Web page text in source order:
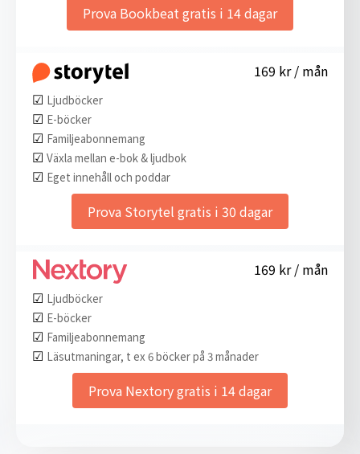
Prova Bookbeat gratis i 14 dagar
169 kr / mån
☑︎ Ljudböcker
☑︎ E-böcker
☑︎ Familjeabonnemang
☑︎ Växla mellan e-bok & ljudbok
☑︎ Eget innehåll och poddar
Prova Storytel gratis i 30 dagar
169 kr / mån
☑︎ Ljudböcker
☑︎ E-böcker
☑︎ Familjeabonnemang
☑︎ Läsutmaningar, t ex 6 böcker på 3 månader
Prova Nextory gratis i 14 dagar